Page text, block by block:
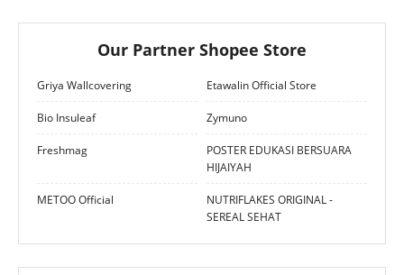
Our Partner Shopee Store
Griya Wallcovering Etawalin Official Store
Bio Insuleaf Zymuno
Freshmag
POSTER EDUKASI BERSUARA
HIJAIYAH
METOO Official
NUTRIFLAKES ORIGINAL -
SEREAL SEHAT